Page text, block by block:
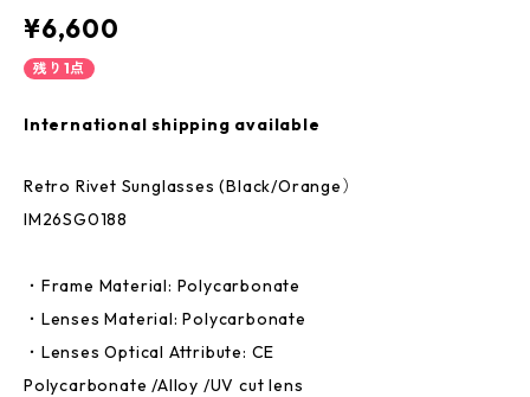
¥6,600
残り1点
International shipping available
Retro Rivet Sunglasses (Black/Orange）
IM26SG0188
・Frame Material: Polycarbonate
・Lenses Material: Polycarbonate
・Lenses Optical Attribute: CE
Polycarbonate /Alloy /UV cut lens